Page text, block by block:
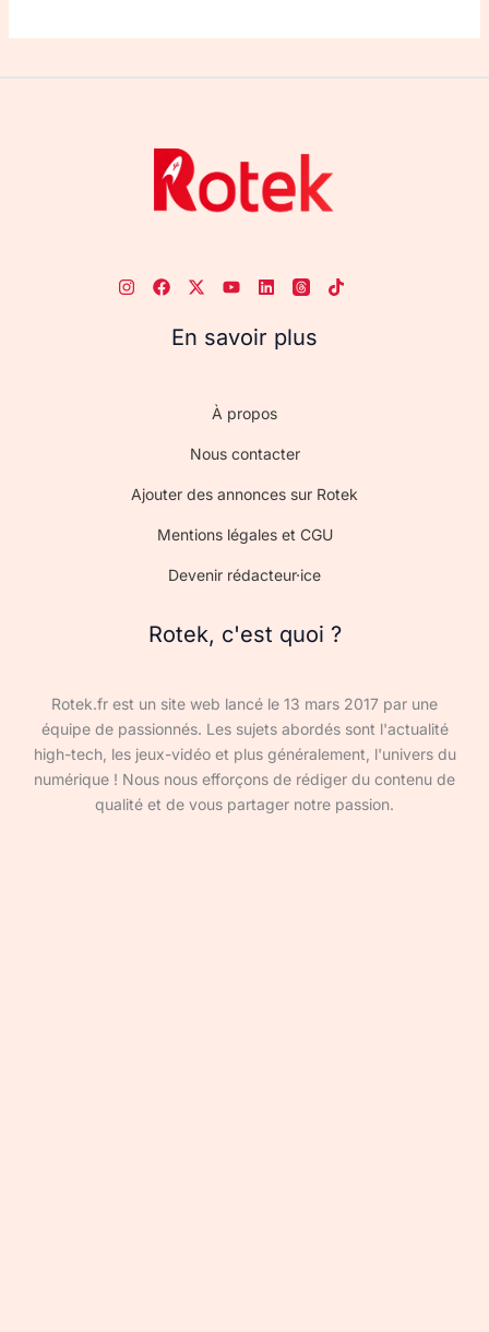
En savoir plus
À propos
Nous contacter
Ajouter des annonces sur Rotek
Mentions légales et CGU
Devenir rédacteur·ice
Rotek, c'est quoi ?
Rotek.fr est un site web lancé le 13 mars 2017 par une
équipe de passionnés. Les sujets abordés sont l'actualité
high-tech, les jeux-vidéo et plus généralement, l'univers du
numérique ! Nous nous efforçons de rédiger du contenu de
qualité et de vous partager notre passion.